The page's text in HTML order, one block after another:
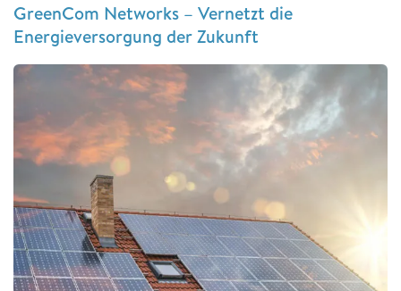
GreenCom Networks – Vernetzt die
Energieversorgung der Zukunft